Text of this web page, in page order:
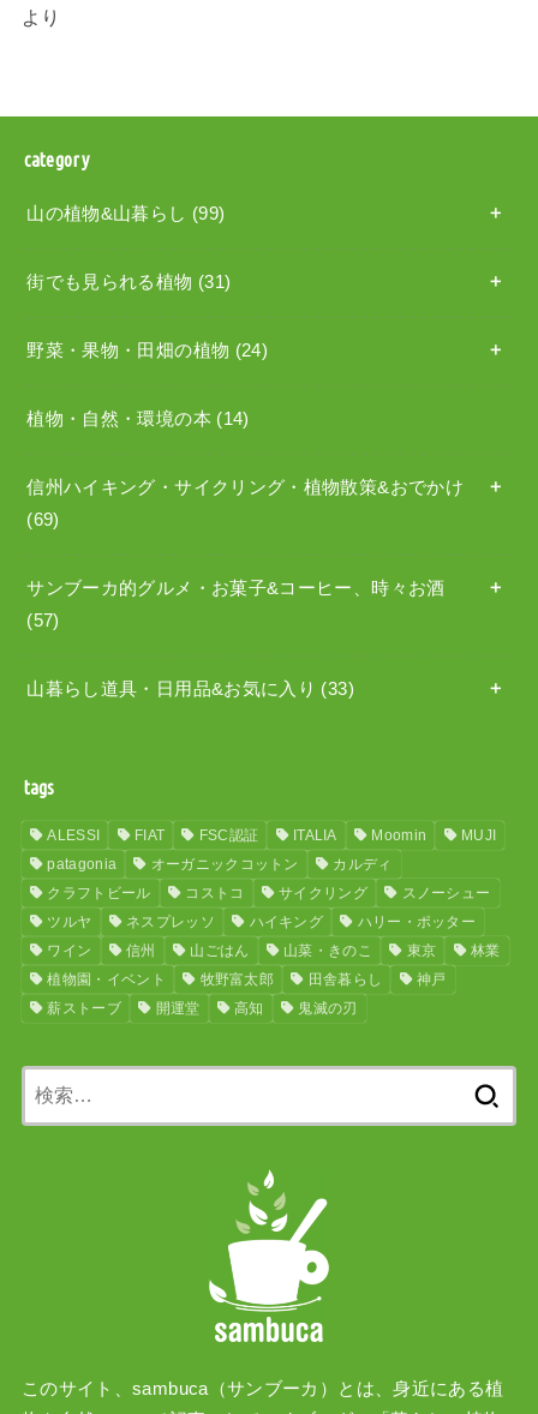
より
category
山の植物&山暮らし (99)
街でも見られる植物 (31)
野菜・果物・田畑の植物 (24)
植物・自然・環境の本 (14)
信州ハイキング・サイクリング・植物散策&おでかけ
(69)
サンブーカ的グルメ・お菓子&コーヒー、時々お酒
(57)
山暮らし道具・日用品&お気に入り (33)
tags
ALESSI FIAT FSC認証 ITALIA Moomin
MUJI
patagonia
オーガニックコットン
カルディ
クラフトビール
コストコ サイクリング
スノーシュー
ツルヤ
ネスプレッソ ハイキング
ハリー・ポッター
ワイン
信州 山ごはん 山菜・きのこ 東京
林業
植物園・イベント
牧野富太郎 田舎暮らし
神戸
薪ストーブ
開運堂 高知 鬼滅の刃
このサイト、sambuca（サンブーカ）とは、身近にある植